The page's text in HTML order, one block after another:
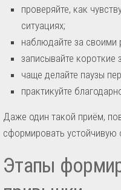
проверяйте, как
ситуациях;
наблюдайте за
записывайте короткие
чаще делайте паузы
практикуйте
Даже один такой приём,
сформировать устойчивую
Этапы